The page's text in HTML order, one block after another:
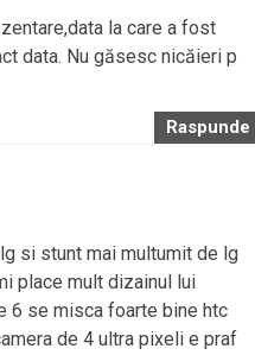
la care a fost
data. Nu găsesc nicăieri p
Raspunde
si stunt mai multumit de lg
place mult dizainul lui
6 se misca foarte bine htc
de 4 ultra pixeli e praf